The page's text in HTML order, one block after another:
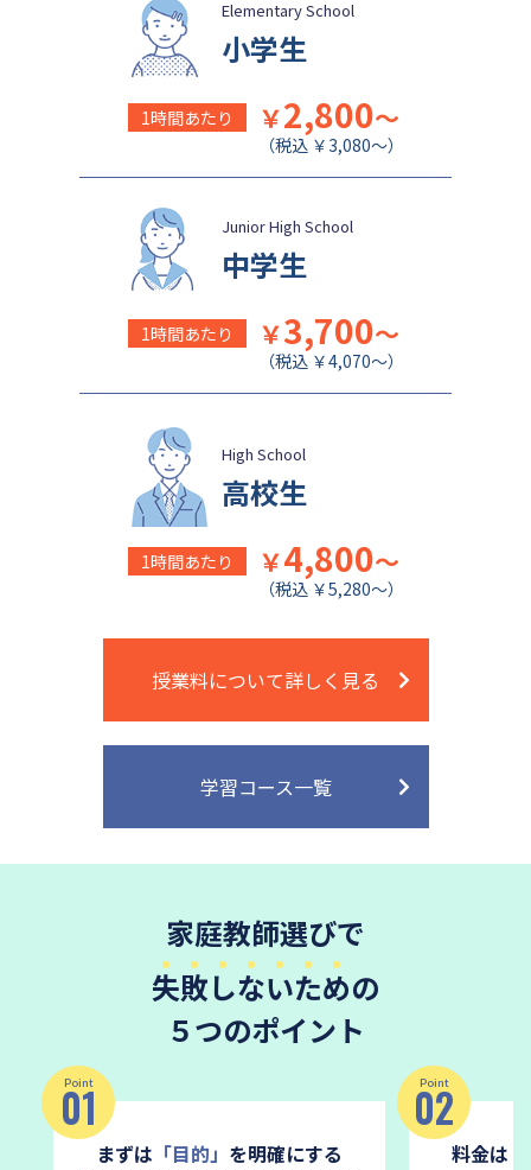
Elementary School
小学生
1時間あたり ￥2,800～
（税込 ￥3,080～）
Junior High School
中学生
1時間あたり ￥3,700～
（税込 ￥4,070～）
High School
高校生
1時間あたり ￥4,800～
（税込 ￥5,280～）
授業料について詳しく見る
学習コース一覧
家庭教師選びで
失敗しないための
５つのポイント
Point
01
まずは 「目的」 を明確にする
Point
02
料金は